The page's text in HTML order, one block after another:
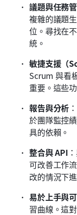
議題與任務
複雜的議題
位。尋找在
統。
敏捷支援（
Scrum 與看
重要。這些
報告與分析
於團隊監控
具的依賴。
整合與 API
可改善工作
改的情況下
易於上手與
習曲線。這